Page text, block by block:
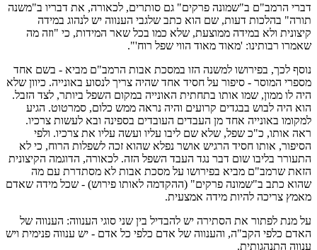
דברי הרמב"ם ב"שמונה פרקים" גם סותרים, לכאורה, את דבריו ב"משנה
תורה" בהלכות דעות, שם הוא כתב שלגבי הענווה יש לנהוג במידה
קיצונית ולא במידה ממוצעת, שלא כמו בכל שאר המידות, כי "וזה מה
שאמרו רבותינו: 'מאוד מאוד הווי שפל רוח'".
נוסף לכך, בפירושו למשנה הזו במסכת אבות הרמב"ם מביא - בשם אחד
מספרי המוסר - סיפור על חסיד אחד שהיה צריך לנסוע באונייה. כיוון שלא
היה לו ממון, שמו אותו בתחתית האונייה במקום השפל ביותר, לצד הזבל.
הוא היה לבוש בבגדים קרועים והיה נראה ממש כלום, סמרטוט. הגיע
למקומו באונייה אחד מן העבדים העובדים בספינה ובא לעשות צרכיו.
ראה אותו, כ"כ שפל, שלא שם ליבו עליו ועשה עליו את צרכיו. ולפי
הסיפור, אותו חסיד הרגיש אושר נפלא שהוא זכה לשפלות הרוח, כי לא
התעורר בליבו שום דבר נגד העבד השפל הזה. לכאורה, הדוגמה הקיצונית
הזאת שרמב"ם מביא בפירושו על מסכת אבות לא מסתדרת עם מה
שהוא כתב ב"שמונה פרקים" (ההקדמה לאותו פירוש) - שכל מידה שאדם
מאמץ צריכה להיות מידה אמצעית.
על מנת לפתור את הסתירה יש להבדיל בין שני סוגי הענווה: הענווה של
האדם כלפי הקב"ה, והענווה של אדם כלפי כל אדם - יש ענווה פנימית ויש
ענווה התנהגותית.